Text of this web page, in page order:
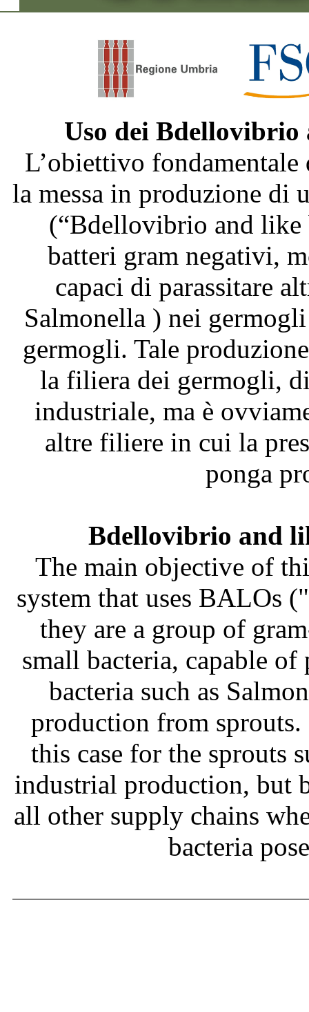
Uso dei
L’obiettivo fondamentale
la messa in produzione di
(“Bdellovibrio and like
batteri gram negativi,
capaci di parassitare
Salmonella ) nei
germogli. Tale
la filiera dei germogli,
industriale, ma è
altre filiere in cui la
ponga
Bdellovibrio and
The main objective of
system that uses BALOs
they are a group of
small bacteria, capable
bacteria such as
production from
this case for the sprouts
industrial production, but
all other supply chains
bacteria